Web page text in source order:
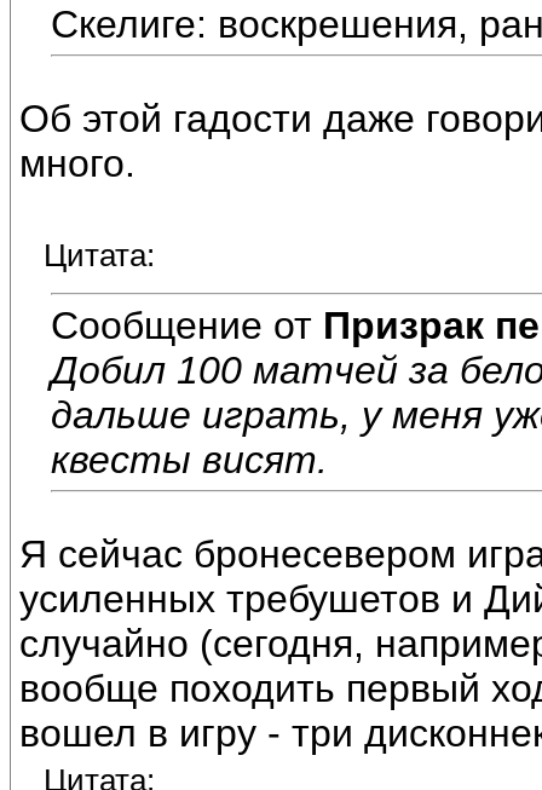
Скелиге: воскрешения,
Об этой гадости даже
много.
Цитата:
Сообщение от Призрак
Добил 100 матчей за
дальше играть, у меня
квесты висят.
Я сейчас бронесевером
усиленных требушетов и
случайно (сегодня,
вообще походить первый
вошел в игру - три
Цитата: